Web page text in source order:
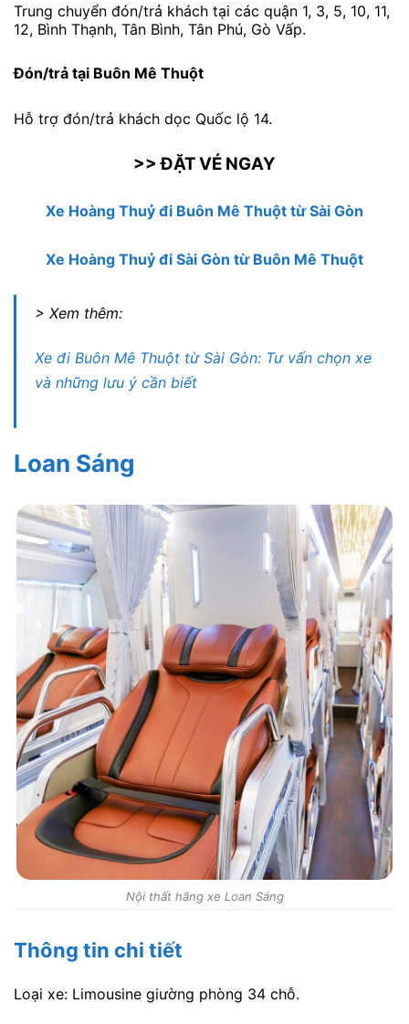
Trung chuyển đón/trả khách tại các quận 1, 3, 5, 10, 11,
12, Bình Thạnh, Tân Bình, Tân Phú, Gò Vấp.
Đón/trả tại Buôn Mê Thuột
Hỗ trợ đón/trả khách dọc Quốc lộ 14.
>> ĐẶT VÉ NGAY
Xe Hoàng Thuỷ đi Buôn Mê Thuột từ Sài Gòn
Xe Hoàng Thuỷ đi Sài Gòn từ Buôn Mê Thuột
> Xem thêm:
Xe đi Buôn Mê Thuột từ Sài Gòn: Tư vấn chọn xe
và những lưu ý cần biết
Loan Sáng
Nội thất hãng xe Loan Sáng
Thông tin chi tiết
Loại xe: Limousine giường phòng 34 chỗ.